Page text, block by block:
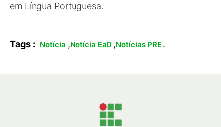
em Língua Portuguesa.
Tags : Notícia ,Notícia EaD ,Notícias PRE.